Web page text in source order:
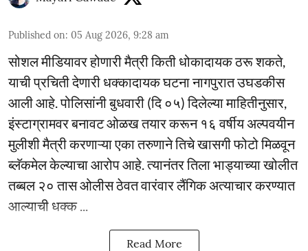
Published on: 05 Aug 2026, 9:28 am
सोशल मीडियावर होणारी मैत्री किती धोकादायक ठरू शकते,
याची प्रचिती देणारी धक्कादायक घटना नागपुरात उघडकीस
आली आहे. पोलिसांनी बुधवारी (दि ०५) दिलेल्या माहितीनुसार,
इंस्टाग्रामवर बनावट ओळख तयार करून १६ वर्षीय अल्पवयीन
मुलीशी मैत्री करणाऱ्या एका तरुणाने तिचे खासगी फोटो मिळवून
ब्लॅकमेल केल्याचा आरोप आहे. त्यानंतर तिला भाड्याच्या खोलीत
तब्बल २० तास ओलीस ठेवत वारंवार लैंगिक अत्याचार करण्यात
आल्याची धक्क ...
Read More